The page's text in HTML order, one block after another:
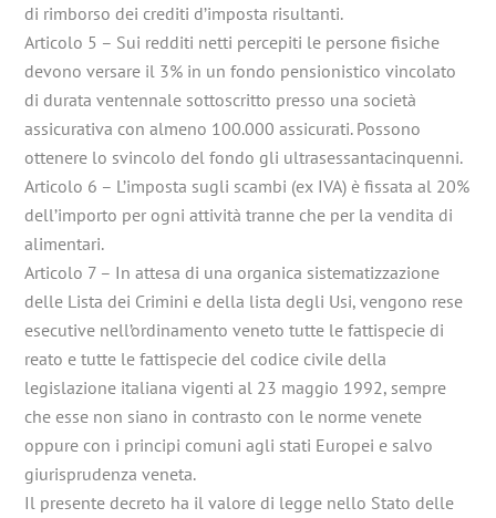
di rimborso dei crediti d’imposta risultanti.
Articolo 5 – Sui redditi netti percepiti le persone fisiche
devono versare il 3% in un fondo pensionistico vincolato
di durata ventennale sottoscritto presso una società
assicurativa con almeno 100.000 assicurati. Possono
ottenere lo svincolo del fondo gli ultrasessantacinquenni.
Articolo 6 – L’imposta sugli scambi (ex IVA) è fissata al 20%
dell’importo per ogni attività tranne che per la vendita di
alimentari.
Articolo 7 – In attesa di una organica sistematizzazione
delle Lista dei Crimini e della lista degli Usi, vengono rese
esecutive nell’ordinamento veneto tutte le fattispecie di
reato e tutte le fattispecie del codice civile della
legislazione italiana vigenti al 23 maggio 1992, sempre
che esse non siano in contrasto con le norme venete
oppure con i principi comuni agli stati Europei e salvo
giurisprudenza veneta.
Il presente decreto ha il valore di legge nello Stato delle